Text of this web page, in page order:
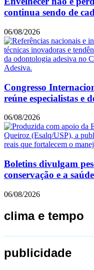
continua sendo de
06/08/2026
Congresso
reúne especialistas e
06/08/2026
Boletins divulgam
conservação e a
06/08/2026
clima e tempo
publicidade